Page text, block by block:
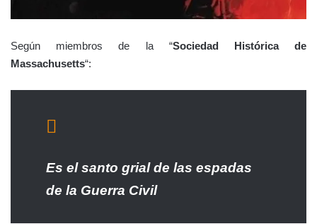
Según miembros de la “Sociedad Histórica de
Massachusetts“:
Es el santo grial de las espadas
de la Guerra Civil